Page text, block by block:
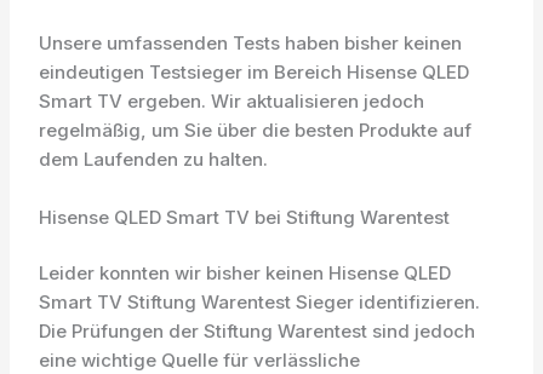
Unsere umfassenden Tests haben bisher keinen
eindeutigen Testsieger im Bereich Hisense QLED
Smart TV ergeben. Wir aktualisieren jedoch
regelmäßig, um Sie über die besten Produkte auf
dem Laufenden zu halten.
Hisense QLED Smart TV bei Stiftung Warentest
Leider konnten wir bisher keinen Hisense QLED
Smart TV Stiftung Warentest Sieger identifizieren.
Die Prüfungen der Stiftung Warentest sind jedoch
eine wichtige Quelle für verlässliche